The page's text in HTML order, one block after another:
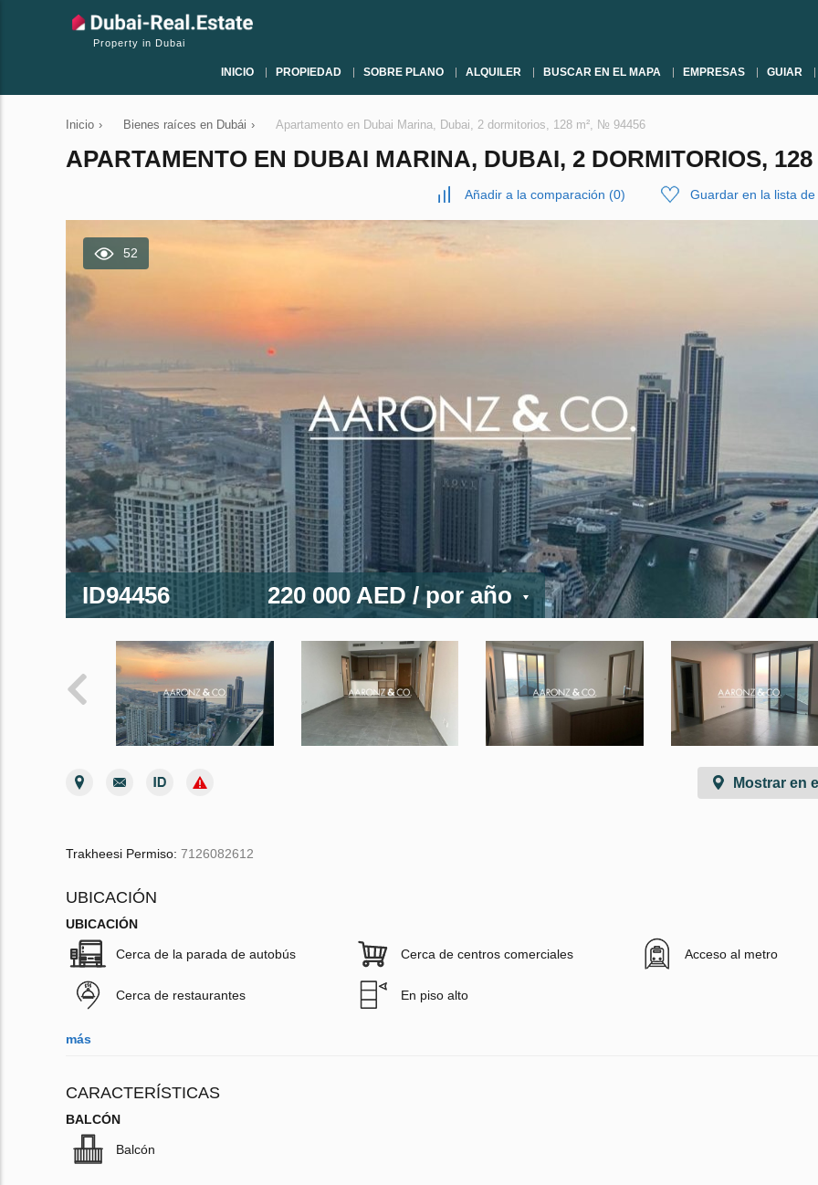
Property in Dubai
INICIO PROPIEDAD SOBRE PLANO ALQUILER BUSCAR EN EL MAPA EMPRESAS GUIAR
Inicio › Bienes raíces en Dubái › Apartamento en Dubai Marina, Dubai, 2 dormitorios, 128 m², № 94456
APARTAMENTO EN DUBAI MARINA, DUBAI, 2 DORMITORIOS,
Añadir a la comparación (0) Guardar en la lista
52
ID94456 220 000 AED / por año
Mostrar en
Trakheesi Permiso: 7126082612
UBICACIÓN
UBICACIÓN
Cerca de la parada de autobús Cerca de centros comerciales Acceso al metro
Cerca de restaurantes En piso alto
más
CARACTERÍSTICAS
BALCÓN
Balcón